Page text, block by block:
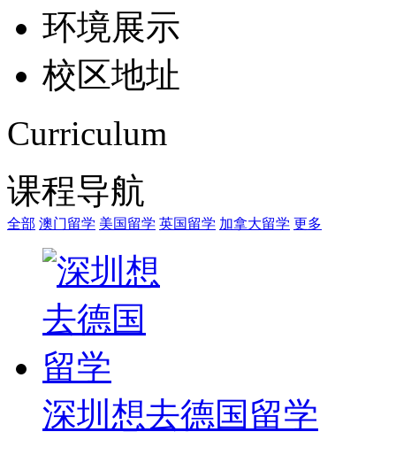
环境展示
校区地址
Curriculum
课程导航
全部 澳门留学 美国留学 英国留学 加拿大留学 更多
深圳想去德国留学